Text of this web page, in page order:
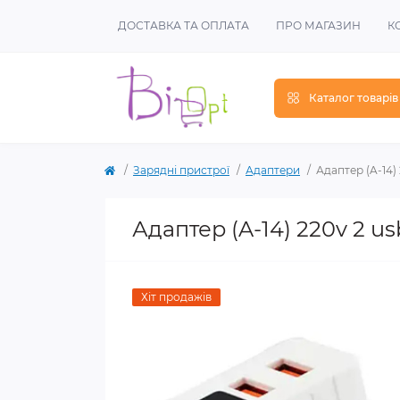
ДОСТАВКА ТА ОПЛАТА ПРО МАГАЗИН
Каталог товарів
Зарядні пристрої Адаптери Адаптер (A-
Адаптер (A-14) 220v 2
Хіт продажів